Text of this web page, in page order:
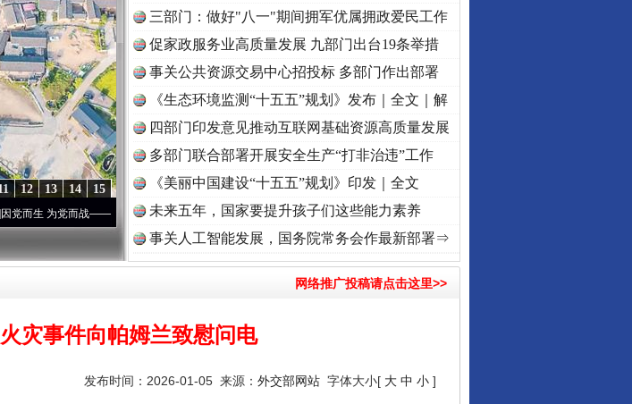
15
14
13
12
为党而战——百年“纪”事⑧加强纪律..·[视频]牢记初心使命 奋进复兴征程丨“转折之城”激荡..
三部门：做好"八一"期间拥军优属拥政爱民工作
促家政服务业高质量发展 九部门出台19条举措
事关公共资源交易中心招投标 多部门作出部署
《生态环境监测“十五五”规划》发布｜全文｜解
读
四部门印发意见推动互联网基础资源高质量发展
多部门联合部署开展安全生产“打非治违”工作
《美丽中国建设“十五五”规划》印发｜全文
未来五年，国家要提升孩子们这些能力素养
事关人工智能发展，国务院常务会作最新部署⇒
网络推广投稿请点击这里>>
灾事件向帕姆兰致慰问电
发布时间：2026-01-05 来源： 外交部网站 字体大小[ 大 中 小 ]
行业协会接连发公告